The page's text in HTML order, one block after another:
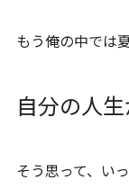
もう俺の中では
自分の人
そう思って、い